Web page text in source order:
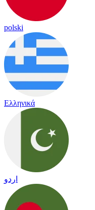
polski
Ελληνικά
اردو